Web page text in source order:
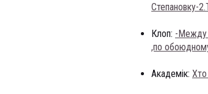
Степановку-
Клоп: -Между
,по
Академік: Хто